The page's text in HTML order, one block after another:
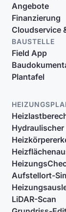
Angebote
Finanzierung
Cloudservice
BAUSTELLE
Field App
Plantafel
Aufstellort-
LiDAR-Scan